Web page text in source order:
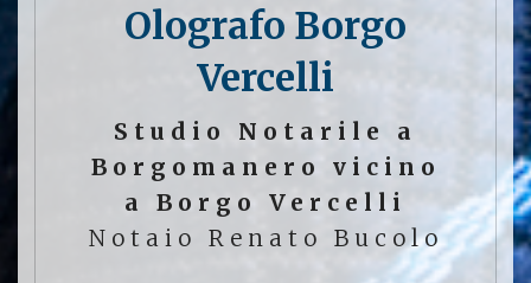
Olografo Borgo
Vercelli
Studio Notarile a
Borgomanero vicino
a Borgo Vercelli
Notaio Renato Bucolo